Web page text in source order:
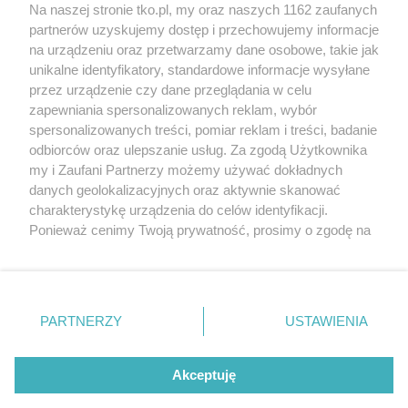
Pokaż więcej
Reklama Tematy Archiwum artykułów
Strona korzysta z plików cookies w celu realizacji usług. Pozostając na niej,
wyrażasz zgodę na ich wykorzystanie. Więcej informacji w polityce
prywatności.
Na naszej stronie tko.pl, my oraz naszych 1162 zaufanych
partnerów uzyskujemy dostęp i przechowujemy informacje
na urządzeniu oraz przetwarzamy dane osobowe, takie jak
unikalne identyfikatory, standardowe informacje wysyłane
przez urządzenie czy dane przeglądania w celu
zapewniania spersonalizowanych reklam, wybór
spersonalizowanych treści, pomiar reklam i treści, badanie
odbiorców oraz ulepszanie usług. Za zgodą Użytkownika
my i Zaufani Partnerzy możemy używać dokładnych
danych geolokalizacyjnych oraz aktywnie skanować
charakterystykę urządzenia do celów identyfikacji.
Ponieważ cenimy Twoją prywatność, prosimy o zgodę na
znajdujący się w lewym dolnym rogu strony
. Niektóre
rodzaje przetwarzania danych nie wymagają zgody
użytkownika, ale masz prawo sprzeciwić się takiemu
przetwarzaniu. Preferencje będą miały zastosowania tylko
na tej witrynie.
PARTNERZY USTAWIENIA
Akceptuję